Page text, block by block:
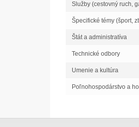
Služby (cestovný ruch,
Špecifické témy (šport,
Štát a administratíva
Technické odbory
Umenie a kultúra
Poľnohospodárstvo a